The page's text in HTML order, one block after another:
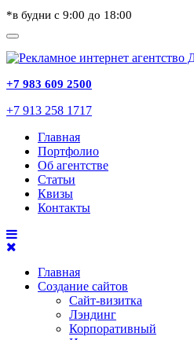
*в будни с 9:00 до 18:00
+7 983 609 2500
+7 913 258 1717
Главная
Портфолио
Об агентстве
Статьи
Квизы
Контакты
Главная
Создание сайтов
Сайт-визитка
Лэндинг
Корпоративный